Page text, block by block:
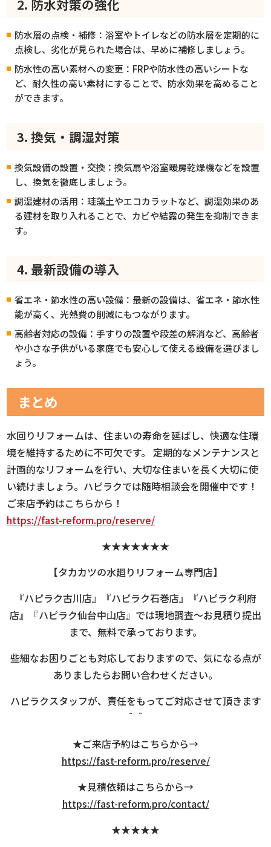
2. 防水対策の強化
防水層の点検・補修：浴室やトイレなどの防水層を定期的に
点検し、劣化が見られた場合は、早めに補修しましょう。
防水性の高い素材への変更：FRPや防水性の高いシートな
ど、耐久性の高い素材にすることで、防水効果を高めること
ができます。
3. 換気・調湿対策
換気設備の設置・交換：換気扇や浴室暖房乾燥機などを設置
し、換気を徹底しましょう。
調湿建材の活用：珪藻土やエコカラットなど、調湿効果のあ
る建材を取り入れることで、カビや結露の発生を抑制できま
す。
4. 最新設備の導入
省エネ・節水性の高い設備：最新の設備は、省エネ・節水性
能が高く、光熱費の削減にもつながります。
高齢者対応の設備：手すりの設置や段差の解消など、高齢者
や小さな子供がいる家庭でも安心して使える設備を選びまし
ょう。
まとめ
水回りリフォームは、住まいの寿命を延ばし、快適な住環
境を維持するために不可欠です。 定期的なメンテナンスと
計画的なリフォームを行い、大切な住まいを長く大切に使
い続けましょう。ハピラクでは随時相談会を開催中です！
ご来店予約はこちらから！
https://fast-reform.pro/reserve/
★★★★★★★
【タカカツの水廻りリフォーム専門店】
『ハピラク古川店』『ハピラク石巻店』『ハピラク利府
店』『ハピラク仙台中山店』では現地調査～お見積り提出
まで、無料で承っております。
些細なお困りごとも対応しておりますので、気になる点が
ありましたらお問い合わせください。
ハピラクスタッフが、責任をもってご対応させて頂きます
＾＾
★ご来店予約はこちらから→
https://fast-reform.pro/reserve/
★見積依頼はこちらから→
https://fast-reform.pro/contact/
★★★★★